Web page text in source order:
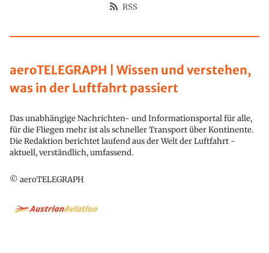
aeroTELEGRAPH | Wissen und verstehen,
was in der Luftfahrt passiert
Das unabhängige Nachrichten- und Informationsportal für alle,
für die Fliegen mehr ist als schneller Transport über Kontinente.
Die Redaktion berichtet laufend aus der Welt der Luftfahrt -
aktuell, verständlich, umfassend.
© aeroTELEGRAPH
RSS